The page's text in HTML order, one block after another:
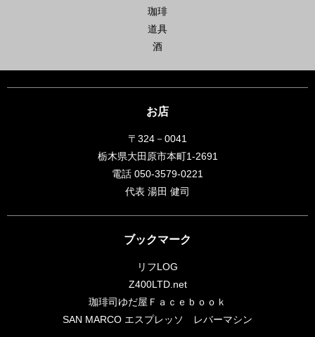
珈琲
道具
酒
お店
〒324－0041
栃木県大田原市本町1-2691
電話 050-3579-0221
代表 湯田 健司
ブックマーク
リフLOG
Z400LTD.net
珈琲司ゆだ屋Ｆａｃｅｂｏｏｋ
SAN MARCO エスプレッソ レバーマシン